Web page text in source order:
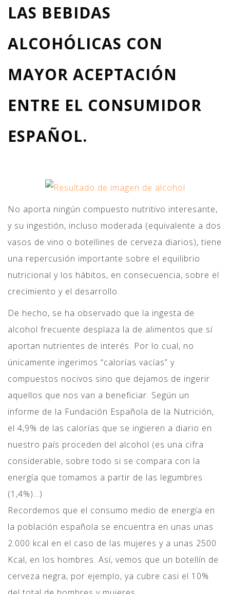
LAS BEBIDAS
ALCOHÓLICAS CON
MAYOR ACEPTACIÓN
ENTRE EL CONSUMIDOR
ESPAÑOL.
No aporta ningún compuesto nutritivo interesante,
y su ingestión, incluso moderada (equivalente a dos
vasos de vino o botellines de cerveza diarios), tiene
una repercusión importante sobre el equilibrio
nutricional y los hábitos, en consecuencia, sobre el
crecimiento y el desarrollo.
De hecho, se ha observado que la ingesta de
alcohol frecuente desplaza la de alimentos que sí
aportan nutrientes de interés. Por lo cual, no
únicamente ingerimos “calorías vacías” y
compuestos nocivos sino que dejamos de ingerir
aquellos que nos van a beneficiar. Según un
informe de la Fundación Española de la Nutrición,
el 4,9% de las calorías que se ingieren a diario en
nuestro país proceden del alcohol (es una cifra
considerable, sobre todo si se compara con la
energía que tomamos a partir de las legumbres
(1,4%)…)
Recordemos que el consumo medio de energía en
la población española se encuentra en unas unas
2.000 kcal en el caso de las mujeres y a unas 2500
Kcal, en los hombres. Así, vemos que un botellín de
cerveza negra, por ejemplo, ya cubre casi el 10%